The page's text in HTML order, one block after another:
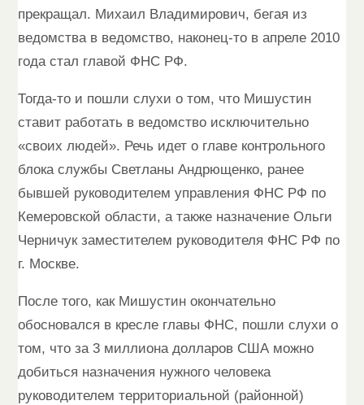
прекращал. Михаил Владимирович, бегая из
ведомства в ведомство, наконец-то в апреле 2010
года стал главой ФНС РФ.
Тогда-то и пошли слухи о том, что Мишустин
ставит работать в ведомство исключительно
«своих людей». Речь идет о главе контрольного
блока службы Светланы Андрющенко, ранее
бывшей руководителем управления ФНС РФ по
Кемеровской области, а также назначение Ольги
Черничук заместителем руководителя ФНС РФ по
г. Москве.
После того, как Мишустин окончательно
обосновался в кресле главы ФНС, пошли слухи о
том, что за 3 миллиона долларов США можно
добиться назначения нужного человека
руководителем территориальной (районной)